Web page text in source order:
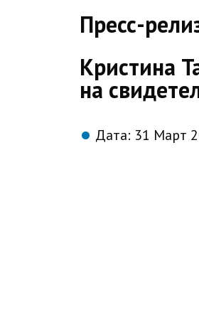
Пресс-
Кристина
на
Дата: 31 Март